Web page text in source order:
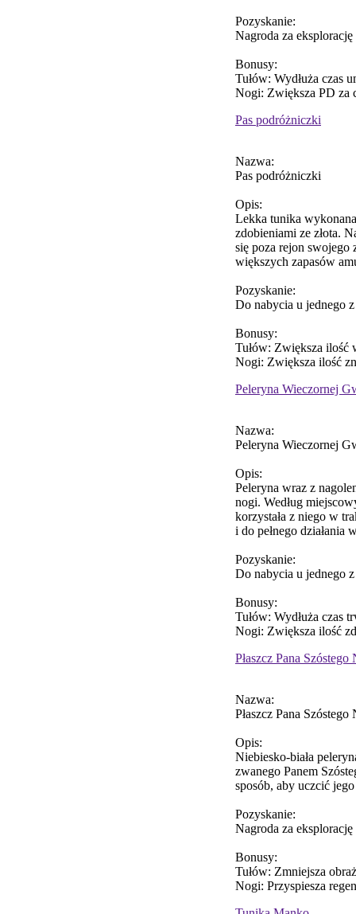
Pozyskanie:
Nagroda za
Bonusy:
Tułów: Wydłuża czas
Nogi: Zwiększa PD za
Pas podróżniczki
Nazwa:
Pas podróżniczki
Opis:
Lekka tunika
zdobieniami ze złota.
się poza rejon
większych zapasów
Pozyskanie:
Do nabycia u jednego
Bonusy:
Tułów: Zwiększa
Nogi: Zwiększa ilość
Peleryna Wieczornej
Nazwa:
Peleryna Wieczornej
Opis:
Peleryna wraz z
nogi. Według
korzystała z niego w
i do pełnego działania
Pozyskanie:
Do nabycia u jednego
Bonusy:
Tułów: Wydłuża czas
Nogi: Zwiększa ilość
Płaszcz Pana Szóstego
Nazwa:
Płaszcz Pana Szóstego
Opis:
Niebiesko-biała
zwanego Panem
sposób, aby uczcić
Pozyskanie:
Nagroda za
Bonusy:
Tułów: Zmniejsza
Nogi: Przyspiesza